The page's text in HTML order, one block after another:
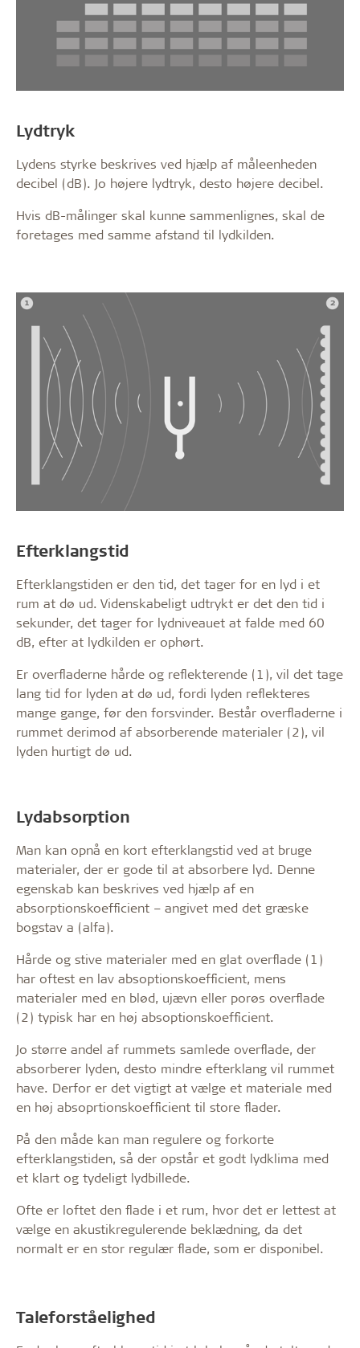
Lydtryk
Lydens styrke beskrives ved hjælp af måleenheden
decibel (dB). Jo højere lydtryk, desto højere decibel.
Hvis dB-målinger skal kunne sammenlignes, skal de
foretages med samme afstand til lydkilden.
Efterklangstid
Efterklangstiden er den tid, det tager for en lyd i et
rum at dø ud. Videnskabeligt udtrykt er det den tid i
sekunder, det tager for lydniveauet at falde med 60
dB, efter at lydkilden er ophørt.
Er overfladerne hårde og reflekterende (1), vil det tage
lang tid for lyden at dø ud, fordi lyden reflekteres
mange gange, før den forsvinder. Består overfladerne i
rummet derimod af absorberende materialer (2), vil
lyden hurtigt dø ud.
Lydabsorption
Man kan opnå en kort efterklangstid ved at bruge
materialer, der er gode til at absorbere lyd. Denne
egenskab kan beskrives ved hjælp af en
absorptionskoefficient – angivet med det græske
bogstav a (alfa).
Hårde og stive materialer med en glat overflade (1)
har oftest en lav absoptionskoefficient, mens
materialer med en blød, ujævn eller porøs overflade
(2) typisk har en høj absoptionskoefficient.
Jo større andel af rummets samlede overflade, der
absorberer lyden, desto mindre efterklang vil rummet
have. Derfor er det vigtigt at vælge et materiale med
en høj absoprtionskoefficient til store flader.
På den måde kan man regulere og forkorte
efterklangstiden, så der opstår et godt lydklima med
et klart og tydeligt lydbillede.
Ofte er loftet den flade i et rum, hvor det er lettest at
vælge en akustikregulerende beklædning, da det
normalt er en stor regulær flade, som er disponibel.
Taleforståelighed